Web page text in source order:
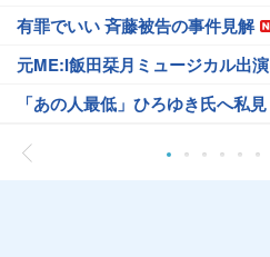
有罪でいい 斉藤被告の事件見解
元ME:I飯田栞月ミュージカル出演
「あの人最低」ひろゆき氏へ私見